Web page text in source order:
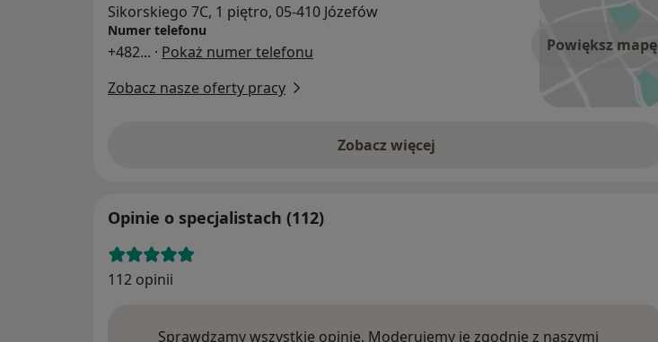
Powiększ mapę
Sikorskiego 7C, 1 piętro, 05-410 Józefów
Numer telefonu
+482... · Pokaż numer telefonu
Zobacz nasze oferty pracy
Zobacz więcej
Opinie o specjalistach (112)
112 opinii
Sprawdzamy wszystkie opinie. Moderujemy je zgodnie z naszymi